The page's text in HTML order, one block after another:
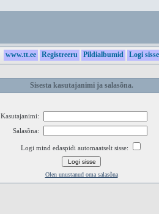
www.tt.ee Registreeru Pildialbumid Logi sisse
Sisesta kasutajanimi ja salasõna.
Kasutajanimi:
Salasõna:
Logi mind edaspidi automaatselt sisse:
Olen unustanud oma salasõna